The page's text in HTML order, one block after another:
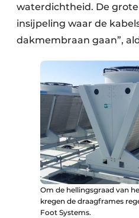
waterdichtheid. De
insijpeling waar de
dakmembraan gaan”,
Om de hellingsgraad van
kregen de draagframes
Foot Systems.